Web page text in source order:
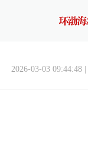
2026-03-03 09:44:48 |